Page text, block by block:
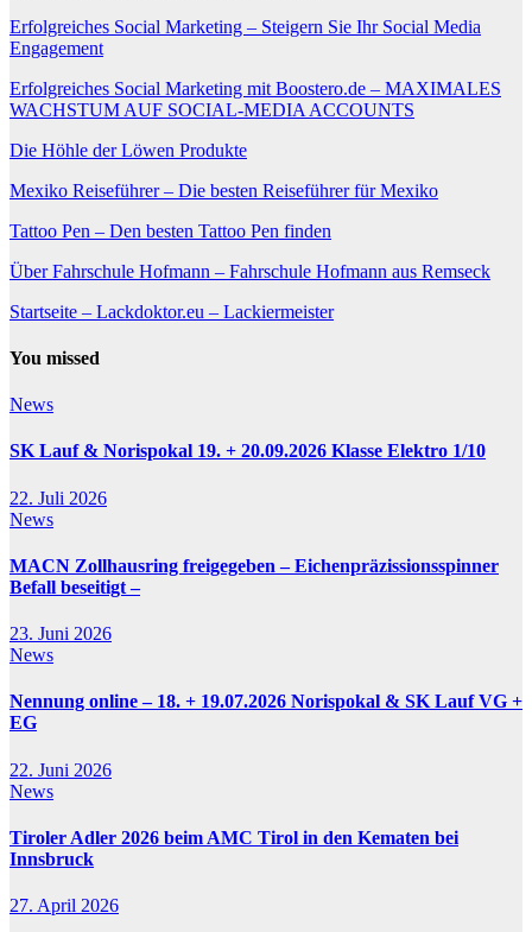
Erfolgreiches Social Marketing – Steigern Sie Ihr Social Media
Engagement
Erfolgreiches Social Marketing mit Boostero.de – MAXIMALES
WACHSTUM AUF SOCIAL-MEDIA ACCOUNTS
Die Höhle der Löwen Produkte
Mexiko Reiseführer – Die besten Reiseführer für Mexiko
Tattoo Pen – Den besten Tattoo Pen finden
Über Fahrschule Hofmann – Fahrschule Hofmann aus Remseck
Startseite – Lackdoktor.eu – Lackiermeister
You missed
News
SK Lauf & Norispokal 19. + 20.09.2026 Klasse Elektro 1/10
22. Juli 2026
News
MACN Zollhausring freigegeben – Eichenpräzissionsspinner
Befall beseitigt –
23. Juni 2026
News
Nennung online – 18. + 19.07.2026 Norispokal & SK Lauf VG +
EG
22. Juni 2026
News
Tiroler Adler 2026 beim AMC Tirol in den Kematen bei
Innsbruck
27. April 2026